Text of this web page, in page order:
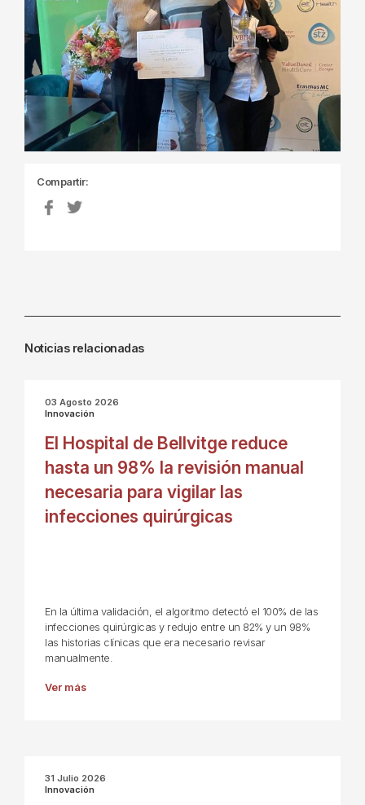
Compartir:
Noticias relacionadas
03 Agosto 2026
Innovación
El Hospital de Bellvitge reduce
hasta un 98% la revisión manual
necesaria para vigilar las
infecciones quirúrgicas
En la última validación, el algoritmo detectó el 100% de las
infecciones quirúrgicas y redujo entre un 82% y un 98%
las historias clínicas que era necesario revisar
manualmente.
Ver más
31 Julio 2026
Innovación